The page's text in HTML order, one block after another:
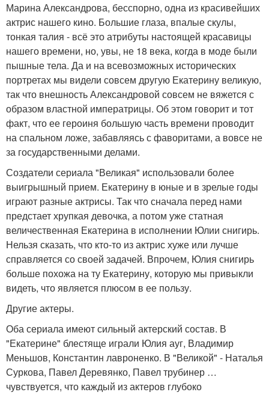
Марина Александрова, бесспорно, одна из красивейших
актрис нашего кино. Большие глаза, впалые скулы,
тонкая талия - всё это атрибуты настоящей красавицы
нашего времени, но, увы, не 18 века, когда в моде были
пышные тела. Да и на всевозможных исторических
портретах мы видели совсем другую Екатерину великую,
так что внешность Александровой совсем не вяжется с
образом властной императрицы. Об этом говорит и тот
факт, что ее героиня большую часть времени проводит
на спальном ложе, забавляясь с фаворитами, а вовсе не
за государственными делами.
Создатели сериала "Великая" использовали более
выигрышный прием. Екатерину в юные и в зрелые годы
играют разные актрисы. Так что сначала перед нами
предстает хрупкая девочка, а потом уже статная
величественная Екатерина в исполнении Юлии снигирь.
Нельзя сказать, что кто-то из актрис хуже или лучше
справляется со своей задачей. Впрочем, Юлия снигирь
больше похожа на ту Екатерину, которую мы привыкли
видеть, что является плюсом в ее пользу.
Другие актеры.
Оба сериала имеют сильный актерский состав. В
"Екатерине" блестяще играли Юлия ауг, Владимир
Меньшов, Константин лавроненко. В "Великой" - Наталья
Суркова, Павел Деревянко, Павел трубинер …
чувствуется, что каждый из актеров глубоко